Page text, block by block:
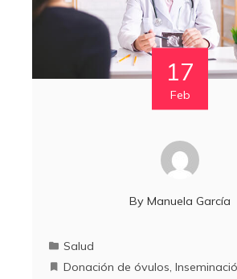
17
Feb
By Manuela García
Salud
Donación de óvulos,